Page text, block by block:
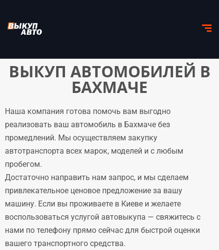
ВЫКУП АВТОМОБИЛЕЙ В
БАХМАЧЕ
Наша компания готова помочь вам выгодно
реализовать ваш автомобиль в Бахмаче без
промедлений. Мы осуществляем закупку
автотранспорта всех марок, моделей и с любым
пробегом.
Достаточно направить нам запрос, и мы сделаем
привлекательное ценовое предложение за вашу
машину. Если вы проживаете в Киеве и желаете
воспользоваться услугой автовыкупа — свяжитесь с
нами по телефону прямо сейчас для быстрой оценки
вашего транспортного средства.